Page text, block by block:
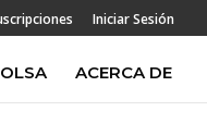
Iniciar Sesión
ACERCA DE